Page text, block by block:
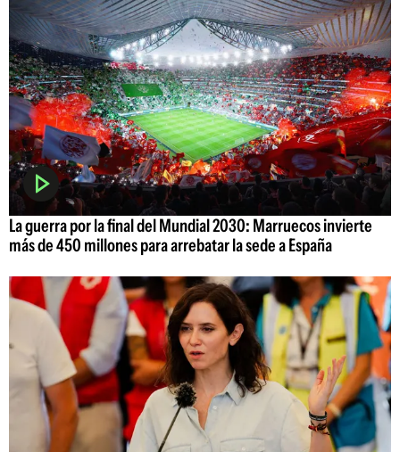
La guerra por la final del Mundial 2030: Marruecos invierte
más de 450 millones para arrebatar la sede a España